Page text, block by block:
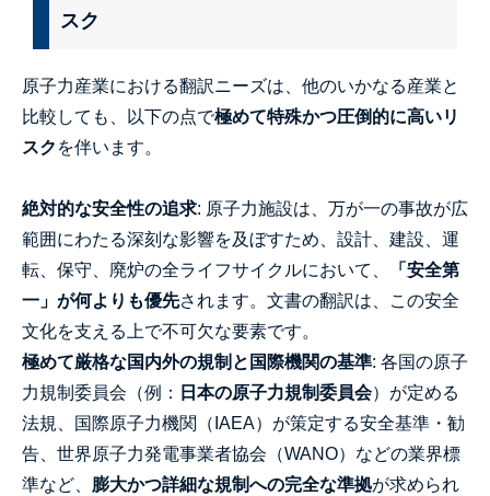
スク
原子力産業における翻訳ニーズは、他のいかなる産業と
比較しても、以下の点で極めて特殊かつ圧倒的に高いリ
スク を伴います。
絶対的な安全性の追求: 原子力施設は、万が一の事故が広
範囲にわたる深刻な影響を及ぼすため、設計、建設、運
転、保守、廃炉の全ライフサイクルにおいて、
「安全第
一」が何よりも優先されます。文書の翻訳は、この安全
文化を支える上で不可欠な要素です。
極めて厳格な国内外の規制と国際機関の基準: 各国の原子
力規制委員会（例：
日本の原子力規制委員会）が定める
法規、国際原子力機関（IAEA）が策定する安全基準・勧
告、世界原子力発電事業者協会（WANO）などの業界標
準など、 膨大かつ詳細な規制への完全な準拠が求められ